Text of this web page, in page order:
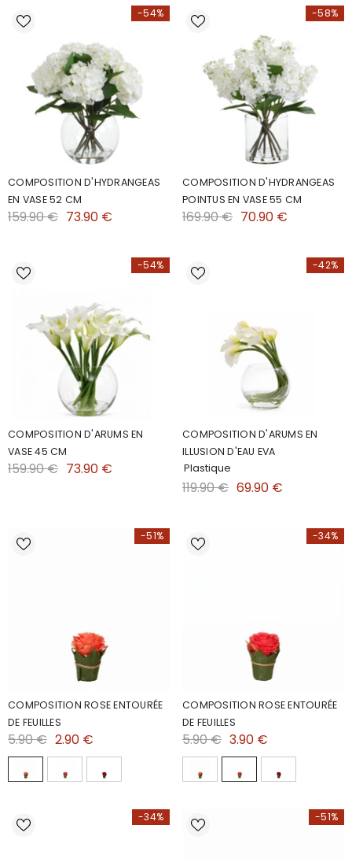
-54%
COMPOSITION D'HYDRANGEAS
EN VASE 52 CM
159.90 € 73.90 €
-58%
COMPOSITION D'HYDRANGEAS
POINTUS EN VASE 55 CM
169.90 € 70.90 €
-54%
COMPOSITION D'ARUMS EN
VASE 45 CM
159.90 € 73.90 €
-42%
COMPOSITION D'ARUMS EN
ILLUSION D'EAU EVA
Plastique
119.90 € 69.90 €
-51%
COMPOSITION ROSE ENTOURÉE
DE FEUILLES
5.90 € 2.90 €
-34%
COMPOSITION ROSE ENTOURÉE
DE FEUILLES
5.90 € 3.90 €
-34% -51%